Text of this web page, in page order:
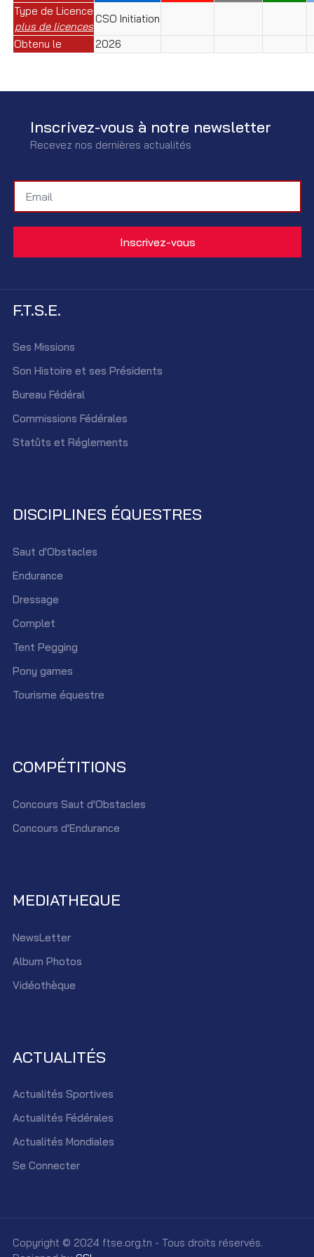
Type de Licence
plus de licences
CSO Initiation
Obtenu le
2026
Inscrivez-vous à notre newsletter
Recevez nos dernières actualités
F.T.S.E.
Ses Missions
Son Histoire et ses Présidents
Bureau Fédéral
Commissions Fédérales
Statûts et Réglements
DISCIPLINES ÉQUESTRES
Saut d'Obstacles
Endurance
Dressage
Complet
Tent Pegging
Pony games
Tourisme équestre
COMPÉTITIONS
Concours Saut d'Obstacles
Concours d'Endurance
MEDIATHEQUE
NewsLetter
Album Photos
Vidéothèque
ACTUALITÉS
Actualités Sportives
Actualités Fédérales
Actualités Mondiales
Se Connecter
Copyright © 2024 ftse.org.tn - Tous droits réservés.